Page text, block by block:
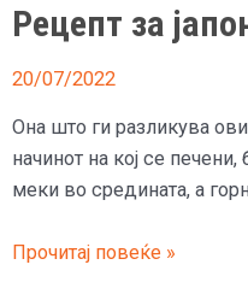
Рецепт за
20/07/2022
Она што ги разликува
начинот на кој се
меки во средината, а
Рецепт
Прочитај повеќе »